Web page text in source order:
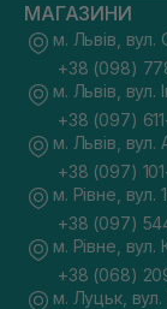
МАГАЗИНИ
м. Львів,
+38 (098)
м. Львів, вул.
+38 (097)
м. Львів, вул.
+38 (097)
м. Рівне, вул.
+38 (097)
м. Рівне, вул.
+38 (068)
м. Луцьк,